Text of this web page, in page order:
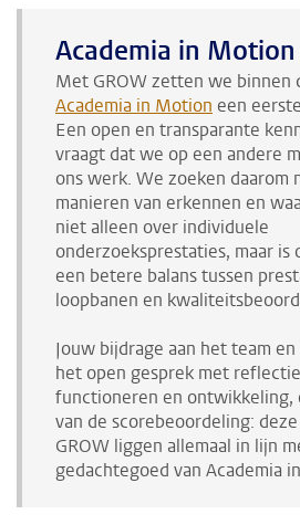
Academia in Motion
Met GROW zetten we binnen
Academia in Motion een
Een open en transparante
vraagt dat we op een andere
ons werk. We zoeken daarom
manieren van erkennen en
niet alleen over individuele
onderzoeksprestaties, maar is
een betere balans tussen
loopbanen en
Jouw bijdrage aan het team
het open gesprek met
functioneren en ontwikkeling,
van de scorebeoordeling:
GROW liggen allemaal in lijn
gedachtegoed van Academia